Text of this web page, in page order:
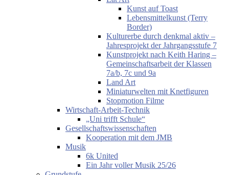
Kunst auf Toast
Lebensmittelkunst (Terry
Border)
Kulturerbe durch denkmal aktiv –
Jahresprojekt der Jahrgangsstufe 7
Kunstprojekt nach Keith Haring –
Gemeinschaftsarbeit der Klassen
7a/b, 7c und 9a
Land Art
Miniaturwelten mit Knetfiguren
Stopmotion Filme
Wirtschaft-Arbeit-Technik
„Uni trifft Schule“
Gesellschaftswissenschaften
Kooperation mit dem JMB
Musik
6k United
Ein Jahr voller Musik 25/26